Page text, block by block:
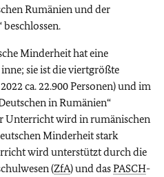
Rumänien und der
Minderheit hat eine
sie ist die viertgrößte
ca. 22.900 Personen) und im
in Rumänien“
Unterricht wird in rumänischen
Minderheit stark
wird unterstützt durch die
(ZfA) und dasPASCH-